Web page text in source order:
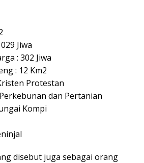
Jiwa
: 302 Jiwa
: 12 Km2
Protestan
dan Pertanian
Kompi
disebut juga sebagai orang